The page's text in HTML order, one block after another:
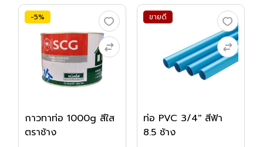
-5%
กาวทาท่อ 1000g สีใส
ตราช้าง
ขายดี
ท่อ PVC 3/4'' สีฟ้า
8.5 ช้าง